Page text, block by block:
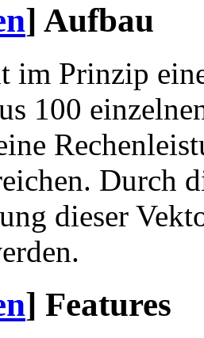
] Aufbau
im Prinzip
100
Durch
dieser
] Features